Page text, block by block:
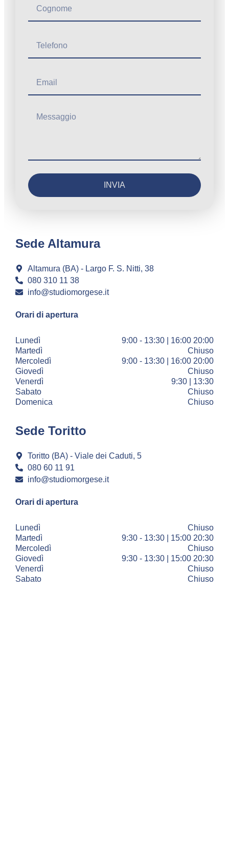
INVIA
Sede Altamura
Altamura (BA) - Largo F. S. Nitti, 38
080 310 11 38
info@studiomorgese.it
Orari di apertura
Lunedì
9:00 - 13:30 | 16:00 20:00
Martedì
Chiuso
Mercoledì
9:00 - 13:30 | 16:00 20:00
Giovedì
Chiuso
Venerdì
9:30 | 13:30
Sabato
Chiuso
Domenica
Chiuso
Sede Toritto
Toritto (BA) - Viale dei Caduti, 5
080 60 11 91
info@studiomorgese.it
Orari di apertura
Lunedì
Chiuso
Martedì
9:30 - 13:30 | 15:00 20:30
Mercoledì
Chiuso
Giovedì
9:30 - 13:30 | 15:00 20:30
Venerdì
Chiuso
Sabato
Chiuso